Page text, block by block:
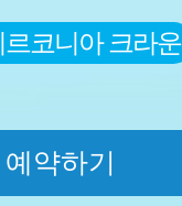
르코니아 크라운
예약하기